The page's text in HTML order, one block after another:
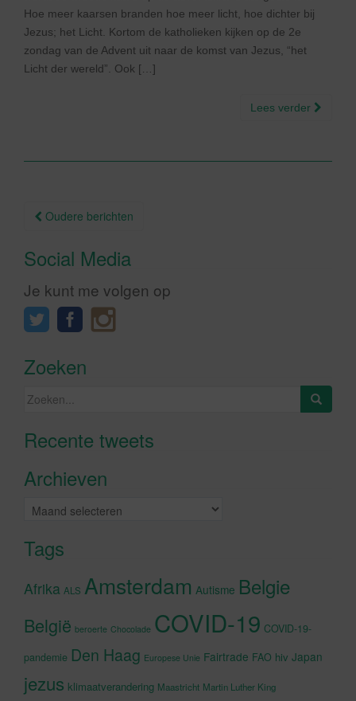
Hoe meer kaarsen branden hoe meer licht, hoe dichter bij
Jezus; het Licht. Kortom de katholieken kijken op de 2e
zondag van de Advent uit naar de komst van Jezus, “het
Licht der wereld”. Ook […]
Lees verder
Berichtnavigatie
Oudere berichten
Social Media
Je kunt me volgen op
Zoeken
Zoeken
Recente tweetsKlik om marketing cookies te
Archieven
Archieven
Tags
Afrika ALS Amsterdam Autisme Belgie
België beroerte Chocolade COVID-19 COVID-19-
pandemie Den Haag Europese Unie Fairtrade FAO hiv Japan
jezus klimaatverandering Maastricht Martin Luther King